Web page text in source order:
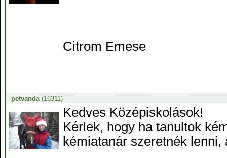
Citrom Emese
petvanda(16311)
Kedves Középiskolások!
Kérlek, hogy ha tanultok
kémiatanár szeretnék